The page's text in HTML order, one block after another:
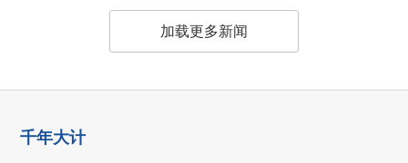
加载更多新闻
千年大计